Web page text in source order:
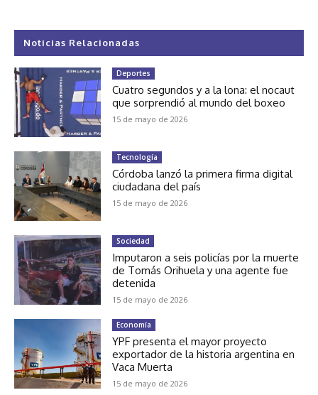
Noticias Relacionadas
Deportes
Cuatro segundos y a la lona: el nocaut
que sorprendió al mundo del boxeo
15 de mayo de 2026
Tecnología
Córdoba lanzó la primera firma digital
ciudadana del país
15 de mayo de 2026
Sociedad
Imputaron a seis policías por la muerte
de Tomás Orihuela y una agente fue
detenida
15 de mayo de 2026
Economía
YPF presenta el mayor proyecto
exportador de la historia argentina en
Vaca Muerta
15 de mayo de 2026